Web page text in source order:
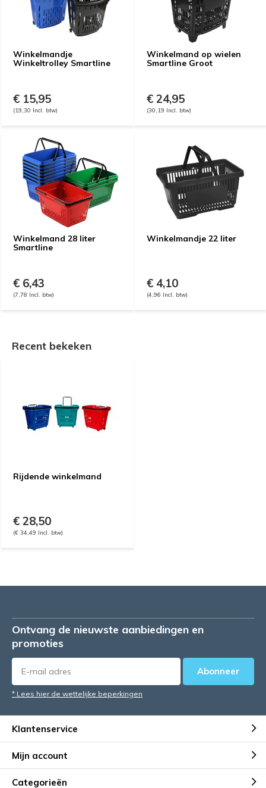
Winkelmandje
Winkeltrolley Smartline
€ 15,95
(19,30 Incl. btw)
Winkelmand op wielen
Smartline Groot
€ 24,95
(30,19 Incl. btw)
Winkelmand 28 liter
Smartline
€ 6,43
(7,78 Incl. btw)
Winkelmandje 22 liter
€ 4,10
(4,96 Incl. btw)
Recent bekeken
Rijdende winkelmand
€ 28,50
(€ 34,49 Incl. btw)
Ontvang de nieuwste aanbiedingen en
promoties
Abonneer
* Lees hier de wettelijke beperkingen
Klantenservice
Mijn account
Categorieën